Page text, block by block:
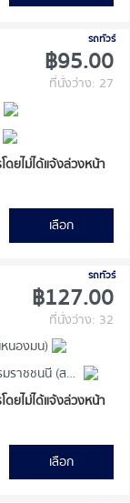
รถทัวร์
฿95.00
ที่นั่งว่าง: 27
ดยไม่ได้แจ้งล่วงหน้า
เลือก
รถทัวร์
฿127.00
ที่นั่งว่าง: 32
นองมน)
สถานีขนส่งผู้โดยสารกรุงเทพ ถนนบรมราชชนนี (สายใต้ใหม่)
ดยไม่ได้แจ้งล่วงหน้า
เลือก